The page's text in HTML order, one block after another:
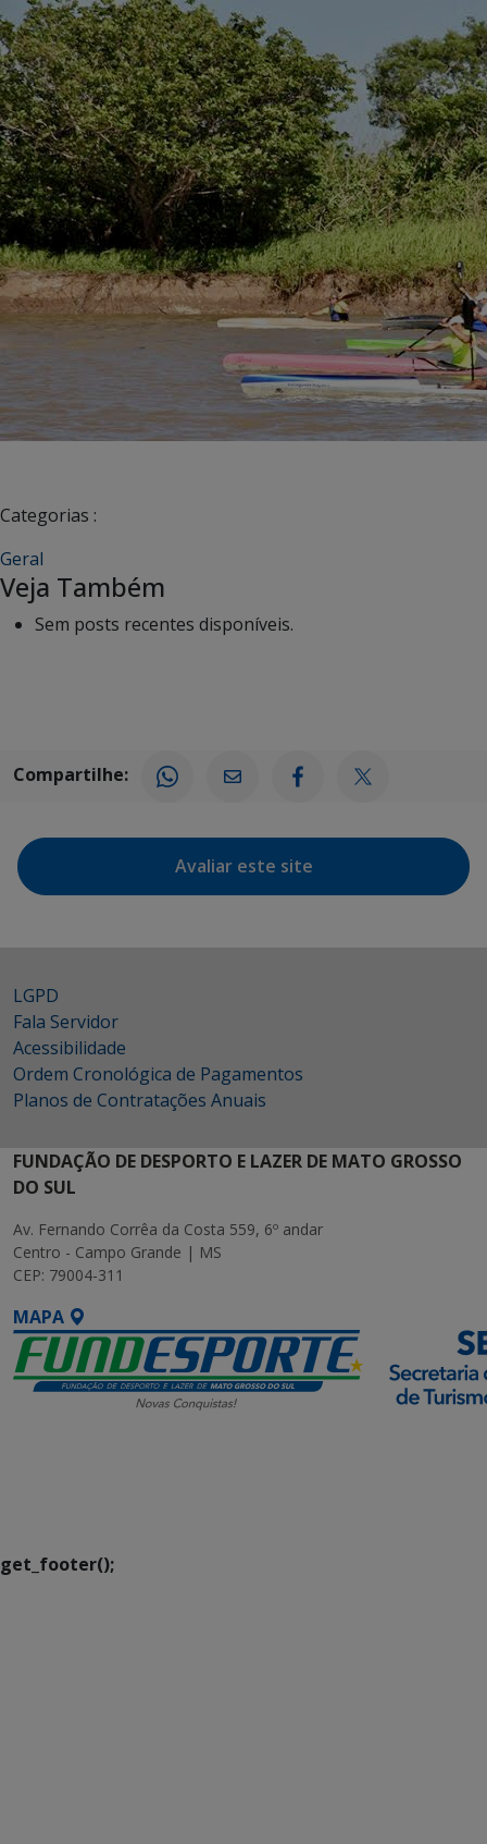
Categorias :
Geral
Veja Também
Sem posts recentes disponíveis.
Compartilhe:
Avaliar este site
LGPD
Fala Servidor
Acessibilidade
Ordem Cronológica de Pagamentos
Planos de Contratações Anuais
FUNDAÇÃO DE DESPORTO E LAZER DE MATO GROSSO
DO SUL
Av. Fernando Corrêa da Costa 559, 6º andar
Centro - Campo Grande | MS
CEP: 79004-311
MAPA
get_footer();